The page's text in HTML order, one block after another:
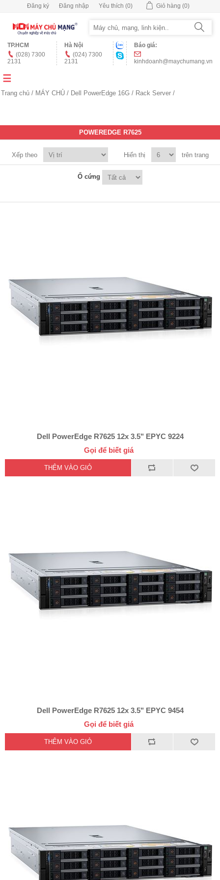
Đăng ký Đăng nhập Yêu thích (0) Giỏ hàng (0)
TP.HCM
(028) 7300
2131
Hà Nội
(024) 7300
2131
Báo giá:
kinhdoanh@maychumang.vn
Trang chủ / MÁY CHỦ / Dell PowerEdge 16G / Rack Server /
POWEREDGE R7625
Xếp theo Hiển thị trên trang
Ổ cứng
Dell PowerEdge R7625 12x 3.5" EPYC 9224
Gọi để biết giá
Dell PowerEdge R7625 12x 3.5" EPYC 9454
Gọi để biết giá